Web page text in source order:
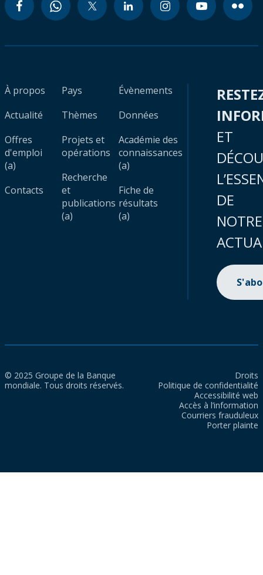
À propos
Actualité
Offres
d'emploi
(a)
Contacts
Pays
Thèmes
Projets et
opérations
Recherche
et
publications
(a)
Évènements
Données
Académie des
connaissances
(a)
Fiche de
résultats
(a)
ET
DE
NOTRE
© 2025 Groupe de la Banque
mondiale. Tous droits réservés.
Droits
Politique de confidentialité
Accessibilité web
Accès à l’information
Courriers frauduleux
Porter plainte